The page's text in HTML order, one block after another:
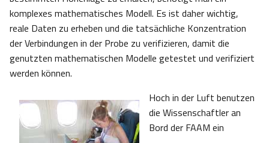
komplexes mathematisches Modell. Es ist daher wichtig,
reale Daten zu erheben und die tatsächliche Konzentration
der Verbindungen in der Probe zu verifizieren, damit die
genutzten mathematischen Modelle getestet und verifiziert
werden können.
Hoch in der Luft benutzen
die Wissenschaftler an
Bord der FAAM ein